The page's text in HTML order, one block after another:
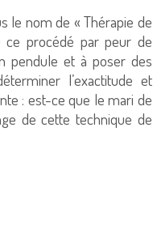
le nom de « Thérapie de
ce procédé par peur de
pendule et à poser des
l’exactitude et
: est-ce que le mari de
de cette technique de